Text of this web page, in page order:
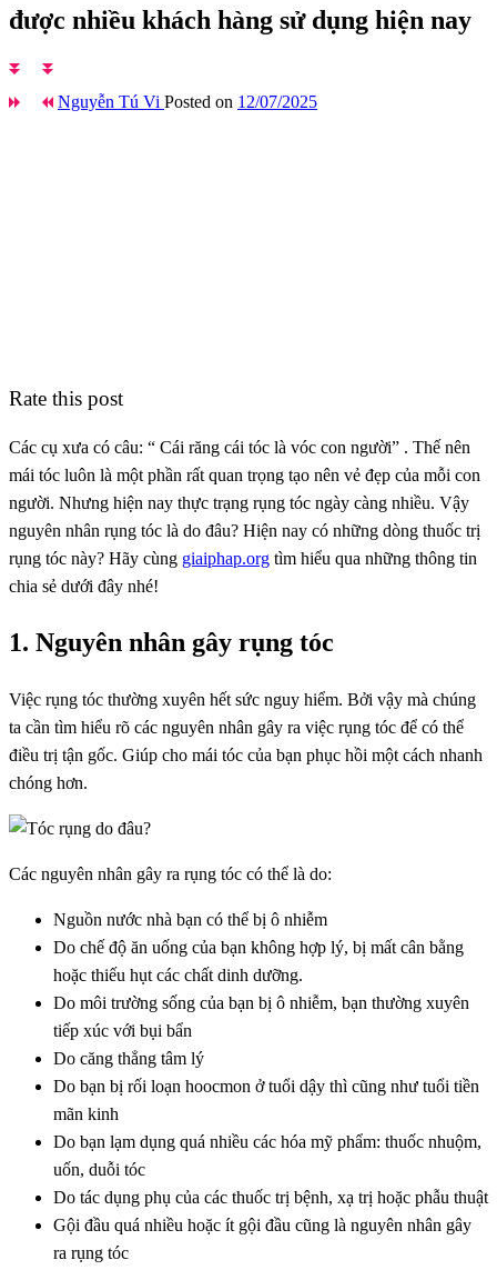
được nhiều khách hàng sử dụng hiện nay
Nguyễn Tú Vi Posted on 12/07/2025
Rate this post
Các cụ xưa có câu: “ Cái răng cái tóc là vóc con người” . Thế nên
mái tóc luôn là một phần rất quan trọng tạo nên vẻ đẹp của mỗi con
người. Nhưng hiện nay thực trạng rụng tóc ngày càng nhiều. Vậy
nguyên nhân rụng tóc là do đâu? Hiện nay có những dòng thuốc trị
rụng tóc này? Hãy cùng giaiphap.org tìm hiểu qua những thông tin
chia sẻ dưới đây nhé!
1. Nguyên nhân gây rụng tóc
Việc rụng tóc thường xuyên hết sức nguy hiểm. Bởi vậy mà chúng
ta cần tìm hiểu rõ các nguyên nhân gây ra việc rụng tóc để có thể
điều trị tận gốc. Giúp cho mái tóc của bạn phục hồi một cách nhanh
chóng hơn.
Các nguyên nhân gây ra rụng tóc có thể là do:
Nguồn nước nhà bạn có thể bị ô nhiễm
Do chế độ ăn uống của bạn không hợp lý, bị mất cân bằng
hoặc thiếu hụt các chất dinh dưỡng.
Do môi trường sống của bạn bị ô nhiễm, bạn thường xuyên
tiếp xúc với bụi bẩn
Do căng thẳng tâm lý
Do bạn bị rối loạn hoocmon ở tuổi dậy thì cũng như tuổi tiền
mãn kinh
Do bạn lạm dụng quá nhiều các hóa mỹ phẩm: thuốc nhuộm,
uốn, duỗi tóc
Do tác dụng phụ của các thuốc trị bệnh, xạ trị hoặc phẫu thuật
Gội đầu quá nhiều hoặc ít gội đầu cũng là nguyên nhân gây
ra rụng tóc